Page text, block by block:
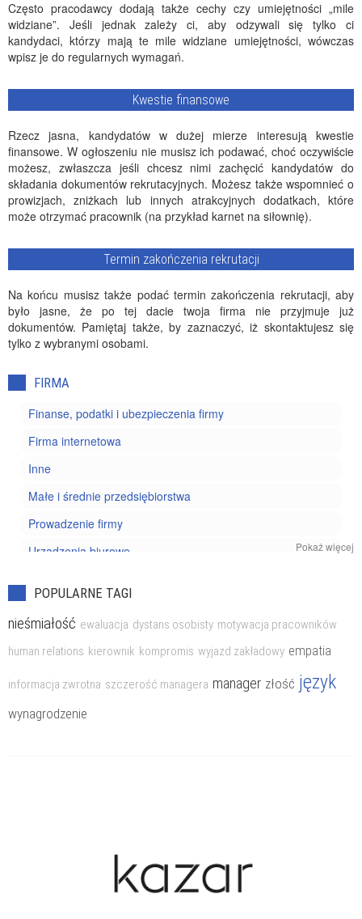
Często pracodawcy dodają także cechy czy umiejętności „mile
widziane”. Jeśli jednak zależy ci, aby odzywali się tylko ci
kandydaci, którzy mają te mile widziane umiejętności, wówczas
wpisz je do regularnych wymagań.
Kwestie finansowe
Rzecz jasna, kandydatów w dużej mierze interesują kwestie
finansowe. W ogłoszeniu nie musisz ich podawać, choć oczywiście
możesz, zwłaszcza jeśli chcesz nimi zachęcić kandydatów do
składania dokumentów rekrutacyjnych. Możesz także wspomnieć o
prowizjach, zniżkach lub innych atrakcyjnych dodatkach, które
może otrzymać pracownik (na przykład karnet na siłownię).
Termin zakończenia rekrutacji
Na końcu musisz także podać termin zakończenia rekrutacji, aby
było jasne, że po tej dacie twoja firma nie przyjmuje już
dokumentów. Pamiętaj także, by zaznaczyć, iż skontaktujesz się
tylko z wybranymi osobami.
FIRMA
Finanse, podatki i ubezpieczenia firmy
Firma internetowa
Inne
Małe i średnie przedsiębiorstwa
Prowadzenie firmy
Urządzenia biurowe
Zasoby ludzkie (HR)
Pokaż więcej
POPULARNE TAGI
nieśmiałość ewaluacja dystans osobisty motywacja pracowników
human relations kierownik kompromis wyjazd zakładowy empatia
informacja zwrotna szczerość managera manager złość język
wynagrodzenie